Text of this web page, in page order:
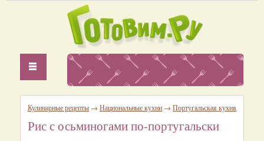
Кулинарные рецепты → Национальные кухни → Португальская кухня
Рис с осьминогами по-португальски